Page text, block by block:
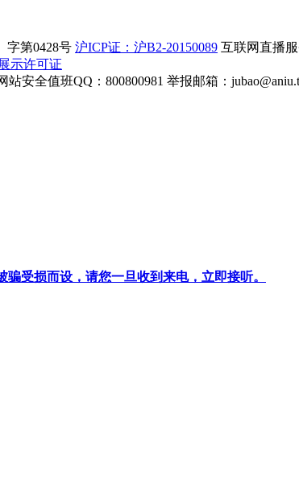
字第0428号 沪ICP证：沪B2-20150089 互联网直播
示许可证
站安全值班QQ：800800981 举报邮箱：
受损而设，请您一旦收到来电，立即接听。